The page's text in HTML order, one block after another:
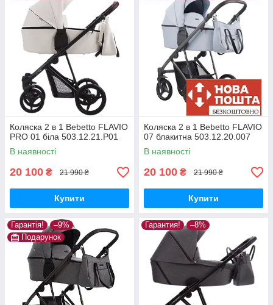
Коляска 2 в 1 Bebetto FLAVIO
PRO 01 біла 503.12.21.P01
В наявності
20 100 ₴ 21 990 ₴
Купити
Коляска 2 в 1 Bebetto FLAVIO
07 блакитна 503.12.20.007
В наявності
20 100 ₴ 21 990 ₴
Купити
Гарантія!
–9%
Подарунок
Гарантия! –8%